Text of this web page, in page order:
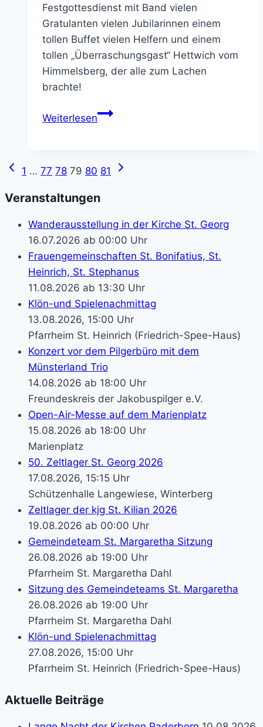
Festgottesdienst mit Band vielen
Gratulanten vielen Jubilarinnen einem
tollen Buffet vielen Helfern und einem
tollen „Überraschungsgast“ Hettwich vom
Himmelsberg, der alle zum Lachen
brachte!
Weiterlesen50
Laurentius
Seitennavigation
Vorherige
1 … 77 78 79 80 81
Nächste
Veranstaltungen
Wanderausstellung in der Kirche St. Georg
16.07.2026 ab 00:00 Uhr
Frauengemeinschaften St. Bonifatius, St.
Heinrich, St. Stephanus
11.08.2026 ab 13:30 Uhr
Klön-und Spielenachmittag
13.08.2026, 15:00 Uhr
Pfarrheim St. Heinrich (Friedrich-Spee-Haus)
Konzert vor dem Pilgerbüro mit dem
Münsterland Trio
14.08.2026 ab 18:00 Uhr
Freundeskreis der Jakobuspilger e.V.
Open-Air-Messe auf dem Marienplatz
15.08.2026 ab 18:00 Uhr
Marienplatz
50. Zeltlager St. Georg 2026
17.08.2026, 15:15 Uhr
Schützenhalle Langewiese, Winterberg
Zeltlager der kjg St. Kilian 2026
19.08.2026 ab 00:00 Uhr
Gemeindeteam St. Margaretha Sitzung
26.08.2026 ab 19:00 Uhr
Pfarrheim St. Margaretha Dahl
Sitzung des Gemeindeteams St. Margaretha
26.08.2026 ab 19:00 Uhr
Pfarrheim St. Margaretha Dahl
Klön-und Spielenachmittag
27.08.2026, 15:00 Uhr
Pfarrheim St. Heinrich (Friedrich-Spee-Haus)
Aktuelle Beiträge